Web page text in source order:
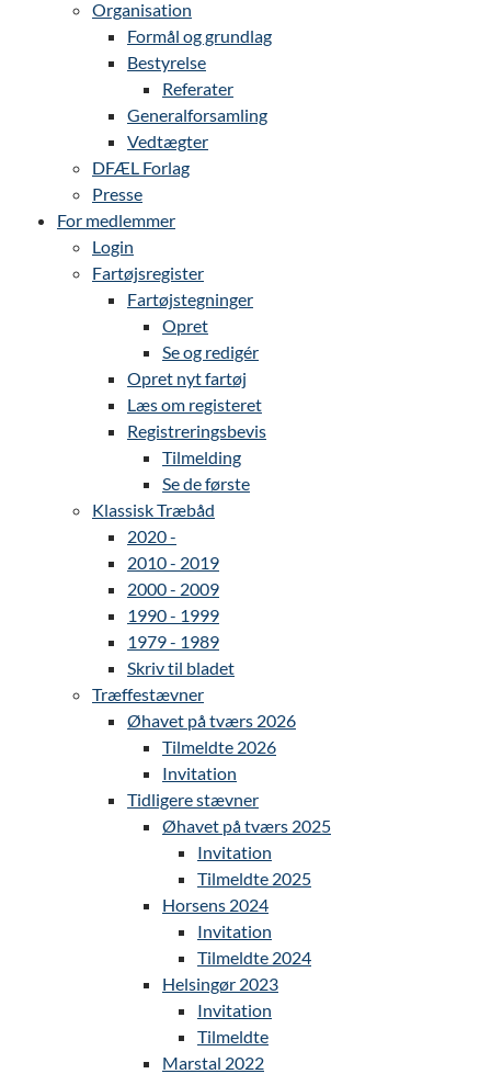
Organisation
Formål og grundlag
Bestyrelse
Referater
Generalforsamling
Vedtægter
DFÆL Forlag
Presse
For medlemmer
Login
Fartøjsregister
Fartøjstegninger
Opret
Se og redigér
Opret nyt fartøj
Læs om registeret
Registreringsbevis
Tilmelding
Se de første
Klassisk Træbåd
2020 -
2010 - 2019
2000 - 2009
1990 - 1999
1979 - 1989
Skriv til bladet
Træffestævner
Øhavet på tværs 2026
Tilmeldte 2026
Invitation
Tidligere stævner
Øhavet på tværs 2025
Invitation
Tilmeldte 2025
Horsens 2024
Invitation
Tilmeldte 2024
Helsingør 2023
Invitation
Tilmeldte
Marstal 2022